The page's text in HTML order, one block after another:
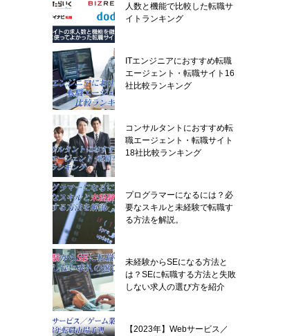
人数と機能で比較した転職サ
イトランキング
ITエンジニアにおすすめ転職
エージェント・転職サイト16
社比較ランキング
コンサルタントにおすすめ転
職エージェント・転職サイト
18社比較ランキング
プログラマーになるには？必
要なスキルと未経験で転職す
る方法を解説。
未経験からSEになる方法と
は？SEに転職する方法と失敗
しない求人の選び方を紹介
【2023年】Webサービス／